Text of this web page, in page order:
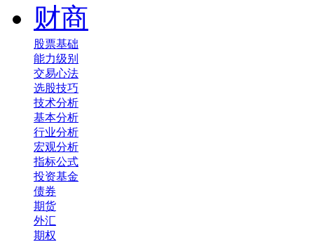
财商
股票基础
能力级别
交易心法
选股技巧
技术分析
基本分析
行业分析
宏观分析
指标公式
投资基金
债券
期货
外汇
期权